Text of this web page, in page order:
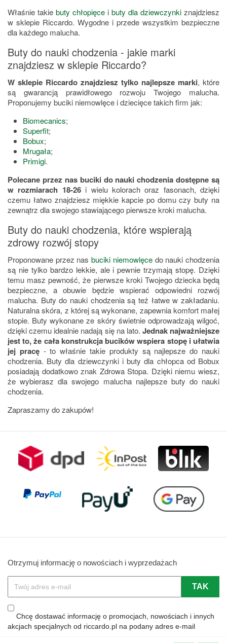
Właśnie takie buty chłopięce i buty dla dziewczynki znajdziesz
w sklepie Riccardo. Wygodne i przede wszystkim bezpieczne
dla każdego malucha.
Buty do nauki chodzenia - jakie marki
znajdziesz w sklepie Riccardo?
W sklepie Riccardo znajdziesz tylko najlepsze marki, które
są gwarancją prawidłowego rozwoju Twojego malucha.
Proponujemy buciki niemowlęce i dziecięce takich firm jak:
Biomecanics;
Superfit;
Bobux;
Mrugała;
Primigi.
Polecane przez nas buciki do nauki chodzenia dostępne są
w rozmiarach 18-26i wielu kolorach oraz fasonach, dzięki
czemu łatwo znajdziesz miękkie kapcie po domu czy buty na
zewnątrz dla swojego stawiającego pierwsze kroki malucha.
Buty do nauki chodzenia, które wspierają
zdrowy rozwój stopy
Proponowane przez nasbuciki niemowlęcedo nauki chodzenia
są nie tylko bardzo lekkie, ale i pewnie trzymają stopę. Dzięki
temu masz pewność, że pierwsze kroki Twojego dziecka będą
bezpieczne, a obuwie będzie wspierać odpowiedni rozwój
malucha. Buty do nauki chodzenia są też łatwe w zakładaniu.
Naturalna skóra, z której są wykonane, zapewnia komfort małej
stopie. Buty wykonane ze skóry świetnie odprowadzają wilgoć,
dzięki czemu idealnie nadają się na lato. Jednak najważniejsze
jest to, że cała konstrukcja bucików wspiera stopę i ułatwia
jej pracę- to właśnie takie produkty są najlepsze do nauki
chodzenia. Buty dla dziewczynki i buty dla chłopcaod Bobux
posiadają dodatkowo znak Zdrowa Stopa. Dzięki niemu wiesz,
że wybierasz dla swojego malucha najlepsze buty do nauki
chodzenia.
Zapraszamy do zakupów!
Otrzymuj informację o nowościach i wyprzedażach
Chcę dostawać informację o promocjach, nowościach i innych
akcjach specjalnych od riccardo.pl na podany adres e-mail